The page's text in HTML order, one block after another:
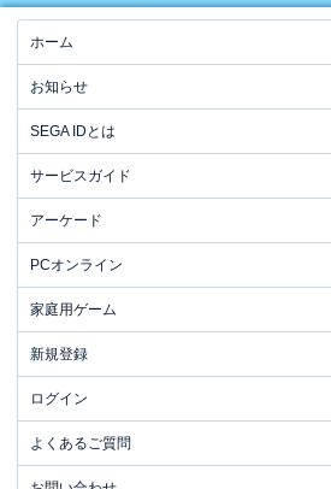
ホーム
お知らせ
SEGA IDとは
サービスガイド
アーケード
PCオンライン
家庭用ゲーム
新規登録
ログイン
よくあるご質問